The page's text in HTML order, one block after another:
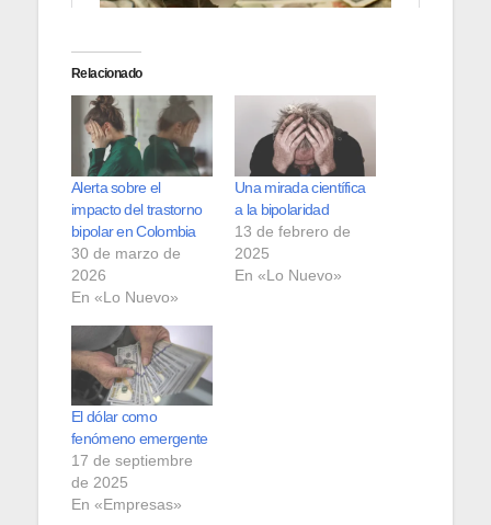
Relacionado
Alerta sobre el
impacto del trastorno
bipolar en Colombia
30 de marzo de
2026
En «Lo Nuevo»
Una mirada científica
a la bipolaridad
13 de febrero de
2025
En «Lo Nuevo»
El dólar como
fenómeno emergente
17 de septiembre
de 2025
En «Empresas»